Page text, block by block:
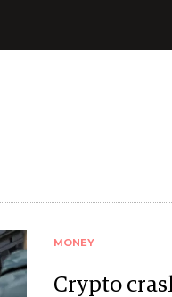
MONEY
Crypto